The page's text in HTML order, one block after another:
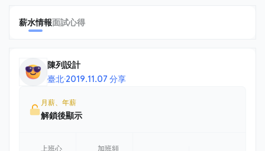
薪水情報面試心得
陳列設計
臺北·2019.11.07 分享
月薪、年薪
解鎖後顯示
上班心
加班頻